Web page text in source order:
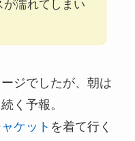
濡れてしまい
ジでしたが、朝は
く予報。
ケット を着て行く